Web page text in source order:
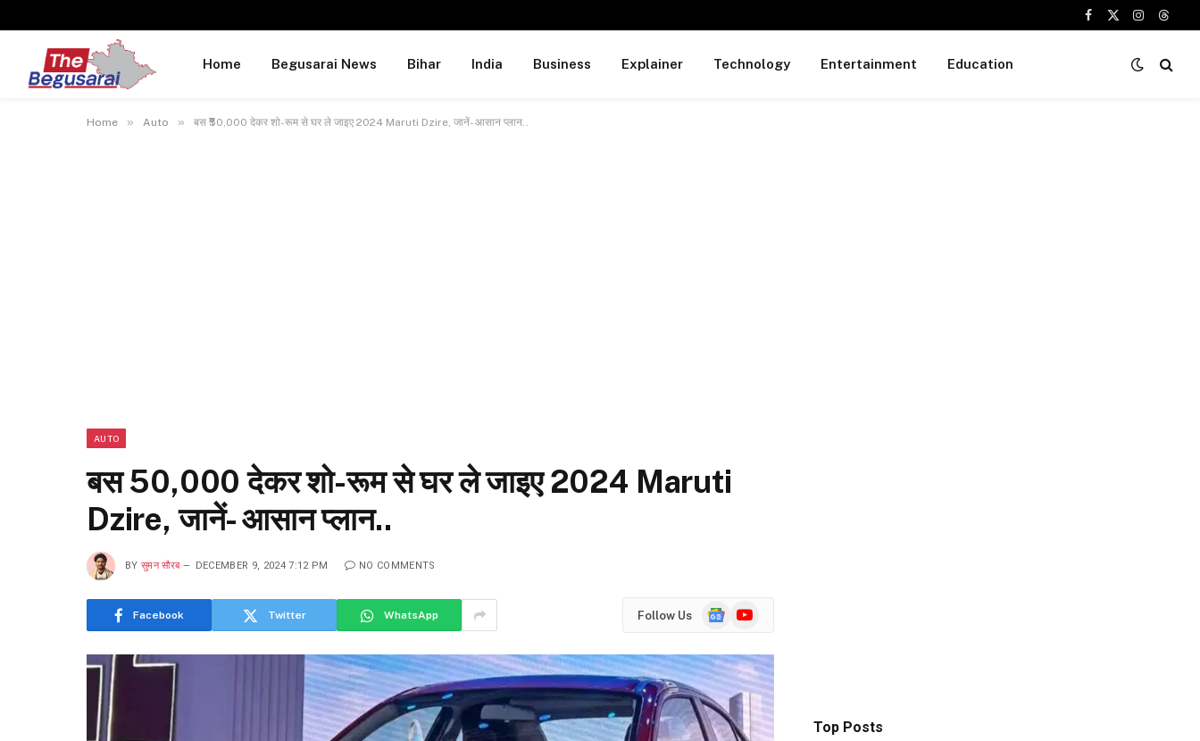
Facebook
X
Instagram
Home Begusarai News Bihar India Business Explainer Technology Entertainment Education
Home » Auto » बस ₹50,000 देकर शो-रूम से घर ले जाइए 2024 Maruti Dzire, जानें- आसान प्लान..
AUTO
बस ₹50,000 देकर शो-रूम से घर ले जाइए 2024 Maruti
Dzire, जानें- आसान प्लान..
BY सुमन सौरब DECEMBER 9, 2024 7:12 PM NO COMMENTS
Facebook Twitter WhatsApp Follow Us
GoogleYouTube
Top Posts